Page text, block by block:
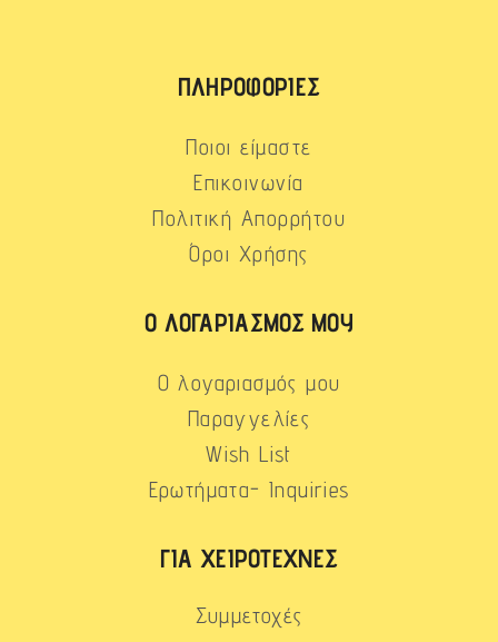
ΠΛΗΡΟΦΟΡΊΕΣ
Ποιοι είμαστε
Επικοινωνία
Πολιτική Απορρήτου
Όροι Χρήσης
Ο ΛΟΓΑΡΙΑΣΜΌΣ ΜΟΥ
Ο λογαριασμός μου
Παραγγελίες
Wish List
Ερωτήματα- Inquiries
ΓΙΑ ΧΕΙΡΟΤΈΧΝΕΣ
Συμμετοχές